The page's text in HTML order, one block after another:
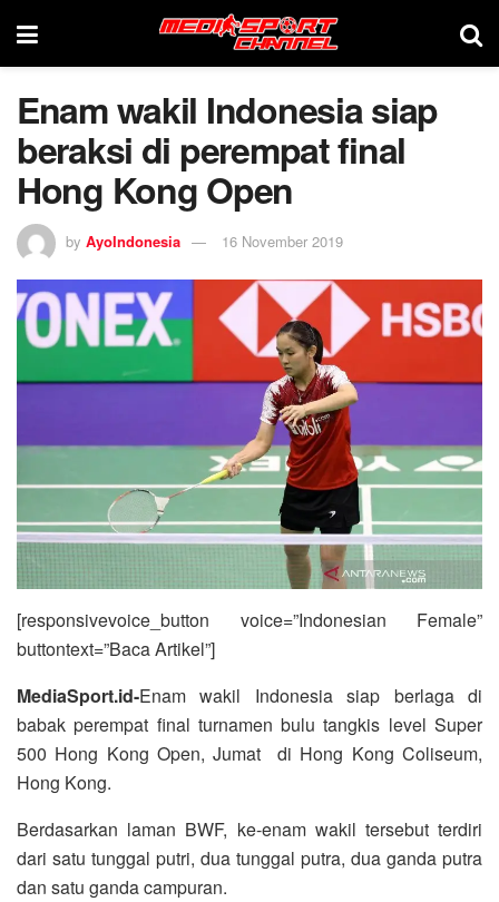
Enam wakil Indonesia siap
beraksi di perempat final
Hong Kong Open
by AyoIndonesia 16 November 2019
[responsivevoice_button voice=”Indonesian Female”
buttontext=”Baca Artikel”]
MediaSport.id-Enam wakil Indonesia siap berlaga di
babak perempat final turnamen bulu tangkis level Super
500 Hong Kong Open, Jumat di Hong Kong Coliseum,
Hong Kong.
Berdasarkan laman BWF, ke-enam wakil tersebut terdiri
dari satu tunggal putri, dua tunggal putra, dua ganda putra
dan satu ganda campuran.